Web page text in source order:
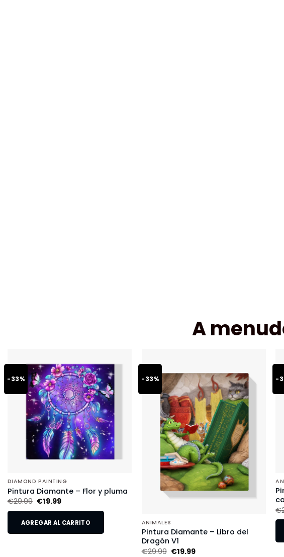
A
-33%
DIAMOND PAINTING
Pintura Diamante – Flor y pluma
€29.99 €19.99
AGREGAR AL CARRITO
-33%
ANIMALES
Pintura Diamante – Libro del
Dragón V1
€29.99 €19.99
-
€